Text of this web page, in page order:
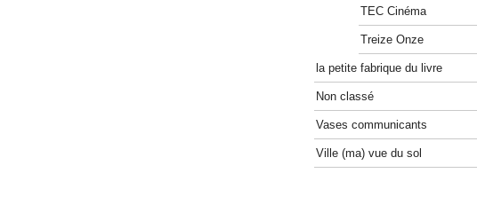
TEC Cinéma
Treize Onze
la petite fabrique du livre
Non classé
Vases communicants
Ville (ma) vue du sol